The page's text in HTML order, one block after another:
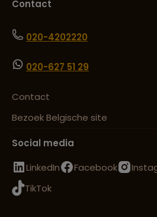
Contact
020-4202220
020-627 51 29
Contact
Bezoek Belgische site
Social media
LinkedIn
Facebook
TikTok